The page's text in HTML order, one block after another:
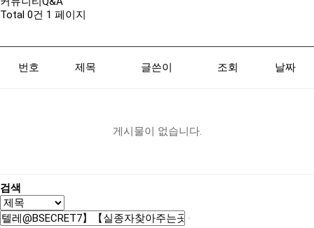
Total 0건 1 페이지
번호 제목 글쓴이 조회 날짜
게시물이 없습니다.
검색